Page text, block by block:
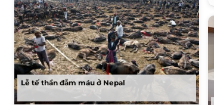
Lễ tế thần đẫm máu ở Nepal